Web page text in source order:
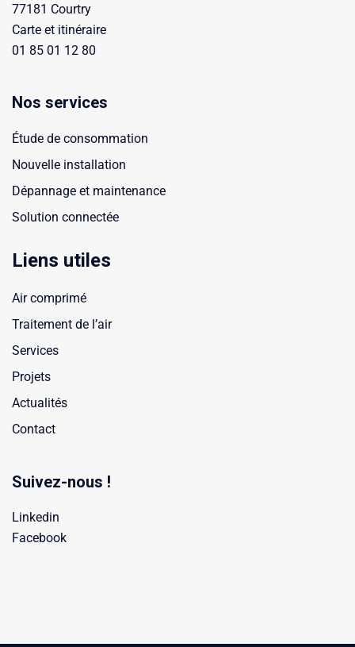
77181 Courtry
Carte et itinéraire
01 85 01 12 80
Nos services
Étude de consommation
Nouvelle installation
Dépannage et maintenance
Solution connectée
Liens utiles
Air comprimé
Traitement de l’air
Services
Projets
Actualités
Contact
Suivez-nous !
Linkedin
Facebook